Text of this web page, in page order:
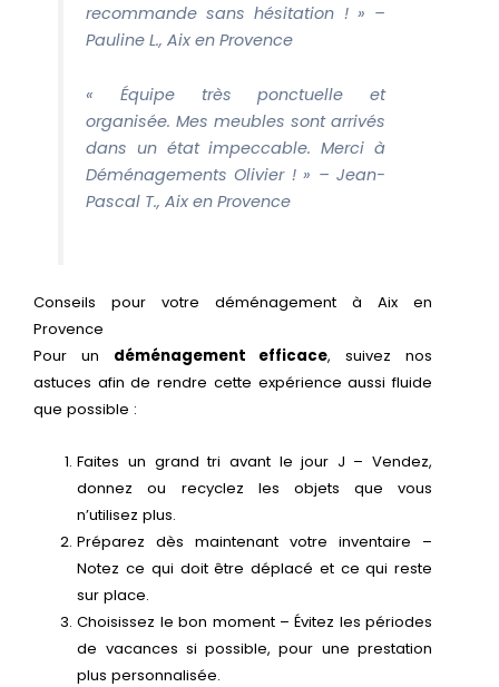
recommande sans hésitation ! » –
Pauline L., Aix en Provence
« Équipe très ponctuelle et
organisée. Mes meubles sont arrivés
dans un état impeccable. Merci à
Déménagements Olivier ! » – Jean-
Pascal T., Aix en Provence
Conseils pour votre déménagement à Aix en
Provence
Pour un déménagement efficace, suivez nos
astuces afin de rendre cette expérience aussi fluide
que possible :
Faites un grand tri avant le jour J – Vendez,
donnez ou recyclez les objets que vous
n’utilisez plus.
Préparez dès maintenant votre inventaire –
Notez ce qui doit être déplacé et ce qui reste
sur place.
Choisissez le bon moment – Évitez les périodes
de vacances si possible, pour une prestation
plus personnalisée.